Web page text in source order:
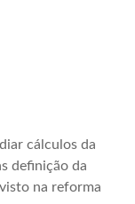
cálculos da
definição da
na reforma